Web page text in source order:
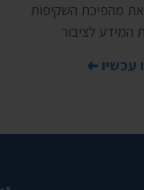
מהפיכת השקיפות
המידע לציבור
עכשיו